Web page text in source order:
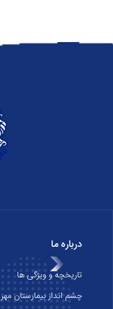
درباره ما
تاریخچه و ویژگی ها
چشم انداز بیمارستان مهر